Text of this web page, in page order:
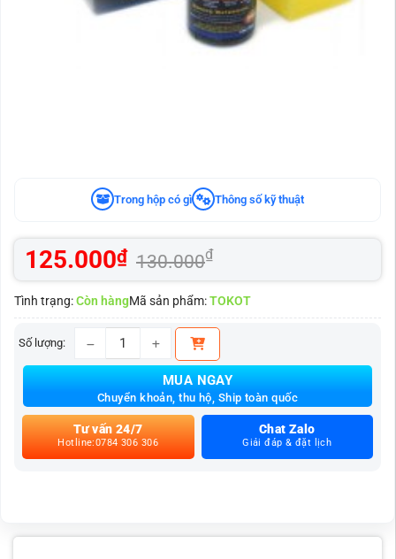
Trong hộp có gì Thông số kỹ thuật
125.000₫ 130.000₫
Tình trạng:Còn hàngMã sản phẩm:TOKOT
Số lượng:
Tẩy ố kính ô tô dung tích 120ml số lượng
MUA NGAY
Chuyển khoản, thu hộ, Ship toàn quốc
Tư vấn 24/7
Hotline:0784 306 306
Chat Zalo
Giải đáp & đặt lịch